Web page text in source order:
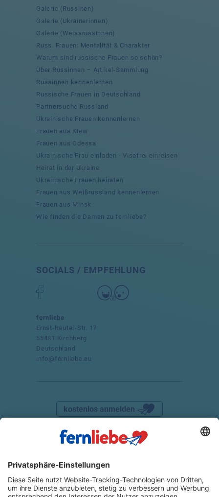
Galerie (Russinen)
Galerie (Ukrainerinnen)
Galerie (Weissrussinnen)
Russ. Frauen: Mentalität & Charakter
Warum sind russische Frauen so schön?
Über Russinnen – Artikel-Sammlung
Russinnen kennenlernen
Russische Frauen in Deutschland
Partnersuche Russland
Ukrainische Frauen kennenlernen
Frauen aus Kiew
Frauen aus Odessa
Ukrainische Frau einladen - Visafrei einreisen
Heirat in der Ukraine
Ukrainische Frauen heiraten
Frauen aus Weißrussland kennenlernen
Frauen aus Minsk
Wie finden die Damen zu fernliebe?
SOCIALS / EMPFEHLUNG
kostenlos anmelden
fernliebe
Ernst-Reuter-Str. 17
55481 Kirchberg
Deutschland
info@fernliebe.eu
IMPRESSUM
AGB
WIDERRUFSRECHT